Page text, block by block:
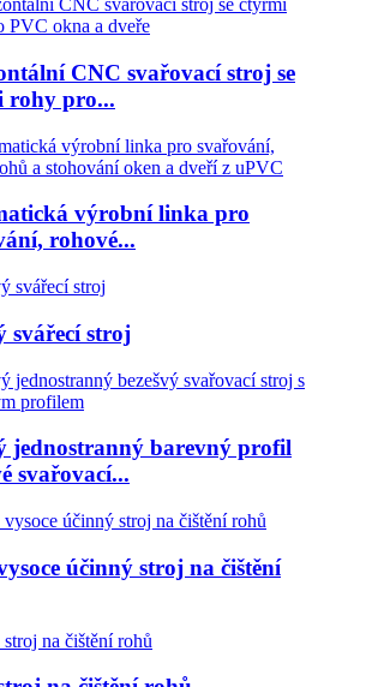
CNC svařovací stroj se
rohy pro...
výrobní linka pro
rohové...
svářecí stroj
jednostranný barevný profil
svařovací...
účinný stroj na čištění